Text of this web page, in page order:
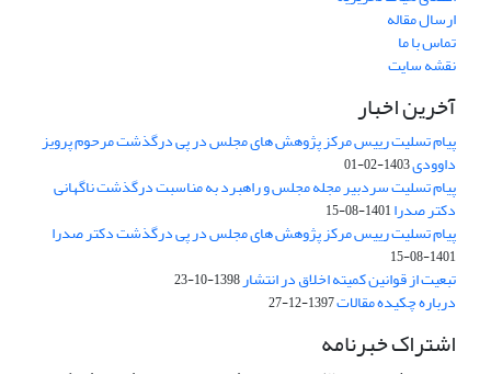
ارسال مقاله
تماس با ما
نقشه سایت
آخرین اخبار
پیام تسلیت رییس مرکز پژوهش های مجلس در پی درگذشت مرحوم پرویز
داوودی1403-02-01
پیام تسلیت سردبیر مجله مجلس و راهبرد به مناسبت درگذشت ناگهانی
دکتر صدرا1401-08-15
پیام تسلیت رییس مرکز پژوهش های مجلس در پی درگذشت دکتر صدرا
1401-08-15
تبعیت از قوانین کمیته اخلاق در انتشار1398-10-23
درباره چکیده مقالات1397-12-27
اشتراک خبرنامه